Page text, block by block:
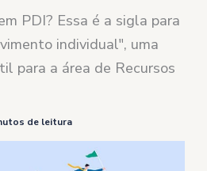
PDI? Essa é a sigla para
individual", uma
para a área de Recursos
de leitura